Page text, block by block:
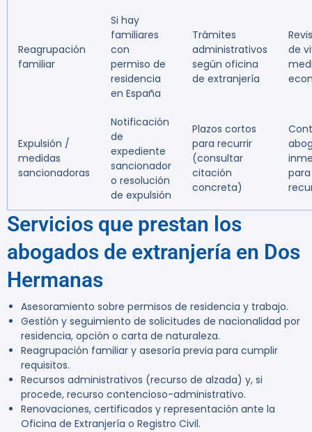
Reagrupación
familiar
Si hay
familiares
con
permiso de
residencia
en España
Trámites
administrativos
según oficina
de extranjería
de
Expulsión /
medidas
sancionadoras
Notificación
de
expediente
sancionador
o resolución
de expulsión
Plazos cortos
para recurrir
(consultar
citación
concreta)
Servicios que prestan los
abogados de extranjería en Dos
Hermanas
Asesoramiento sobre permisos de residencia y trabajo.
Gestión y seguimiento de solicitudes de nacionalidad por
residencia, opción o carta de naturaleza.
Reagrupación familiar y asesoría previa para cumplir
requisitos.
Recursos administrativos (recurso de alzada) y, si
procede, recurso contencioso-administrativo.
Renovaciones, certificados y representación ante la
Oficina de Extranjería o Registro Civil.